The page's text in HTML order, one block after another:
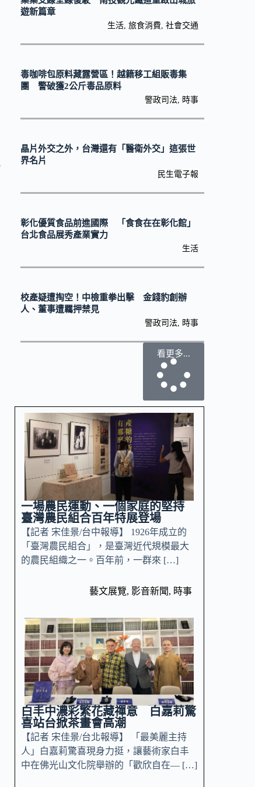
遊新篇章
生活, 旅食消費, 社會交通
毒咖啡包原料藏露營區！越籍移工組販毒集
團 警破獲2公斤毒品原料
警政司法, 時事
晶片外交之外，台灣還有「醫衛外交」這張世
界名片
民生電子報
彰化優質食品前進國際 「食食在在彰化館」
台北食品展秀產業實力
生活
校產疑遭掏空！中檢重拳出擊 金錢豹創辦
人、董事遭羈押禁見
警政司法, 時事
看更多...
一場農民運動、一個家庭的堅持
臺灣農民組合百年特展登場
【記者 宋佳景/台中報導】 1926年成立的
「臺灣農民組合」，是臺灣近代規模最大
的農民組織之一。百年前，一群來 […]
藝文展覽, 影音新聞, 時事
白丰中濃彩繁花藏禪意 白嘉莉驚
喜站台掀茶畫會高潮
【記者 宋佳景/台北報導】 「最美麗主持
人」白嘉莉驚喜現身力挺，讓藝術家白丰
中在佛光山文化院舉辦的「歡欣自在— […]